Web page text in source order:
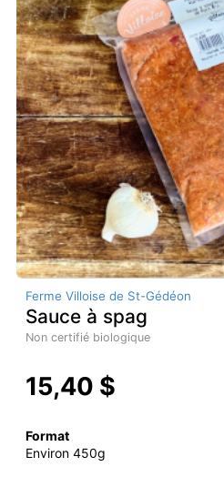
Ferme Villoise de St-Gédéon
Sauce à spag
Non certifié biologique
15,40 $
Format
Environ 450g